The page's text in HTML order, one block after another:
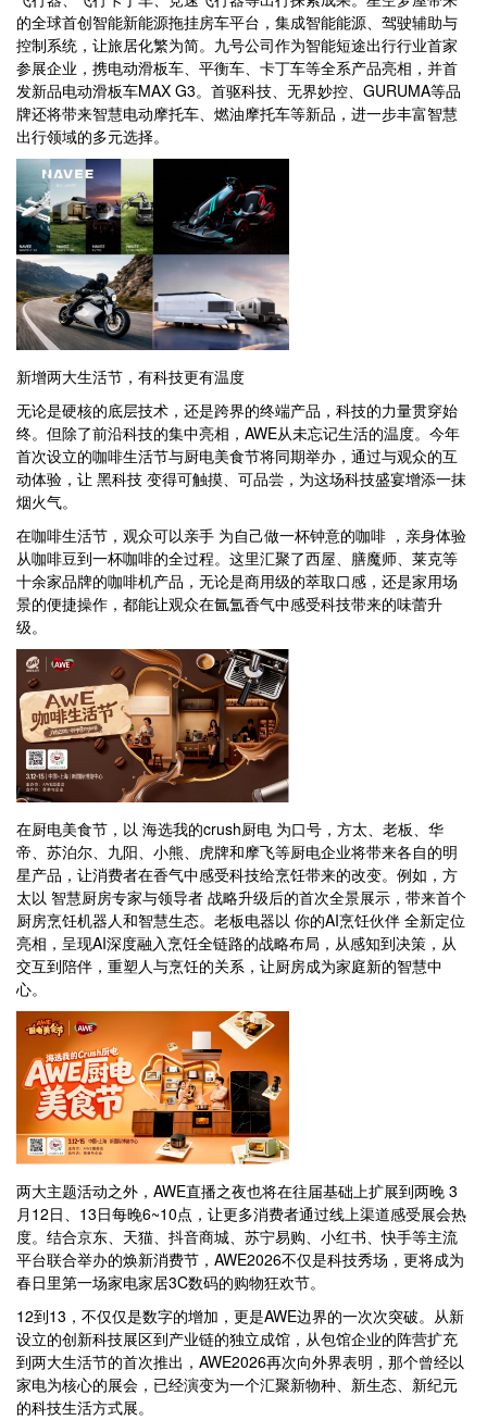
的全球首创智能新能源拖挂房车平台，集成智能能源、驾驶辅助与
控制系统，让旅居化繁为简。九号公司作为智能短途出行行业首家
参展企业，携电动滑板车、平衡车、卡丁车等全系产品亮相，并首
发新品电动滑板车MAX G3。首驱科技、无界妙控、GURUMA等品
牌还将带来智慧电动摩托车、燃油摩托车等新品，进一步丰富智慧
出行领域的多元选择。
新增两大生活节，有科技更有温度
无论是硬核的底层技术，还是跨界的终端产品，科技的力量贯穿始
终。但除了前沿科技的集中亮相，AWE从未忘记生活的温度。今年
首次设立的咖啡生活节与厨电美食节将同期举办，通过与观众的互
动体验，让 黑科技 变得可触摸、可品尝，为这场科技盛宴增添一抹
烟火气。
在咖啡生活节，观众可以亲手 为自己做一杯钟意的咖啡 ，亲身体验
从咖啡豆到一杯咖啡的全过程。这里汇聚了西屋、膳魔师、莱克等
十余家品牌的咖啡机产品，无论是商用级的萃取口感，还是家用场
景的便捷操作，都能让观众在氤氲香气中感受科技带来的味蕾升
级。
在厨电美食节，以 海选我的crush厨电 为口号，方太、老板、华
帝、苏泊尔、九阳、小熊、虎牌和摩飞等厨电企业将带来各自的明
星产品，让消费者在香气中感受科技给烹饪带来的改变。例如，方
太以 智慧厨房专家与领导者 战略升级后的首次全景展示，带来首个
厨房烹饪机器人和智慧生态。老板电器以 你的AI烹饪伙伴 全新定位
亮相，呈现AI深度融入烹饪全链路的战略布局，从感知到决策，从
交互到陪伴，重塑人与烹饪的关系，让厨房成为家庭新的智慧中
心。
两大主题活动之外，AWE直播之夜也将在往届基础上扩展到两晚 3
月12日、13日每晚6~10点，让更多消费者通过线上渠道感受展会热
度。结合京东、天猫、抖音商城、苏宁易购、小红书、快手等主流
平台联合举办的焕新消费节，AWE2026不仅是科技秀场，更将成为
春日里第一场家电家居3C数码的购物狂欢节。
12到13，不仅仅是数字的增加，更是AWE边界的一次次突破。从新
设立的创新科技展区到产业链的独立成馆，从包馆企业的阵营扩充
到两大生活节的首次推出，AWE2026再次向外界表明，那个曾经以
家电为核心的展会，已经演变为一个汇聚新物种、新生态、新纪元
的科技生活方式展。